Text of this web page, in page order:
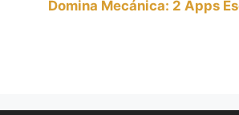
Domina Mecánica: 2 Apps